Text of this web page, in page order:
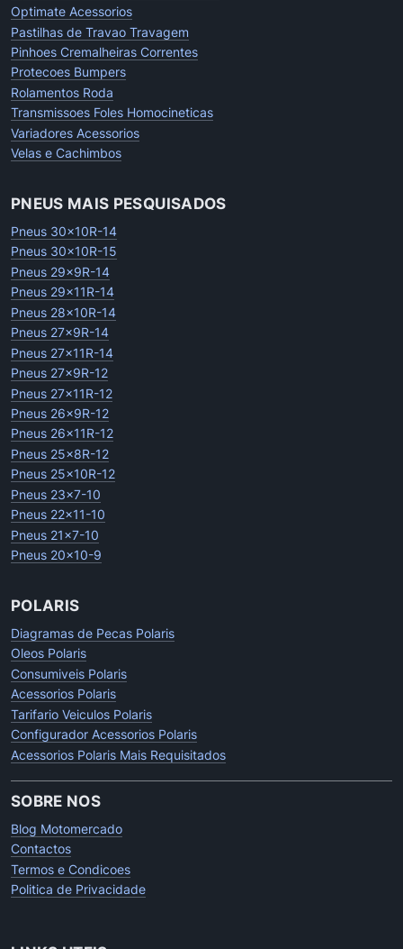
Optimate Acessorios
Pastilhas de Travao Travagem
Pinhoes Cremalheiras Correntes
Protecoes Bumpers
Rolamentos Roda
Transmissoes Foles Homocineticas
Variadores Acessorios
Velas e Cachimbos
PNEUS MAIS PESQUISADOS
Pneus 30x10R-14
Pneus 30x10R-15
Pneus 29x9R-14
Pneus 29x11R-14
Pneus 28x10R-14
Pneus 27x9R-14
Pneus 27x11R-14
Pneus 27x9R-12
Pneus 27x11R-12
Pneus 26x9R-12
Pneus 26x11R-12
Pneus 25x8R-12
Pneus 25x10R-12
Pneus 23x7-10
Pneus 22x11-10
Pneus 21x7-10
Pneus 20x10-9
POLARIS
Diagramas de Pecas Polaris
Oleos Polaris
Consumiveis Polaris
Acessorios Polaris
Tarifario Veiculos Polaris
Configurador Acessorios Polaris
Acessorios Polaris Mais Requisitados
SOBRE NOS
Blog Motomercado
Contactos
Termos e Condicoes
Politica de Privacidade